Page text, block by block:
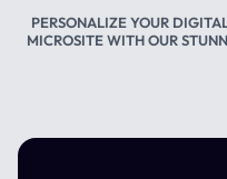
PERSONALIZE YOUR
MICROSITE WITH OUR